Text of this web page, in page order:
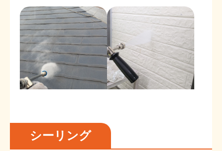
シーリング